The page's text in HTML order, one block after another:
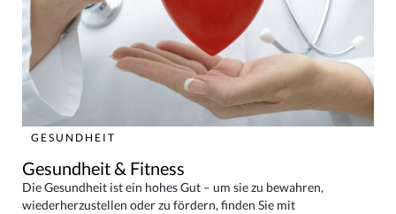
GESUNDHEIT
Gesundheit & Fitness
Die Gesundheit ist ein hohes Gut – um sie zu bewahren,
wiederherzustellen oder zu fördern, finden Sie mit